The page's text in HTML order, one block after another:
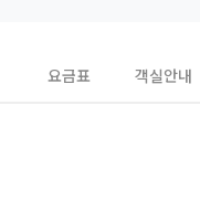
요금표 객실안내